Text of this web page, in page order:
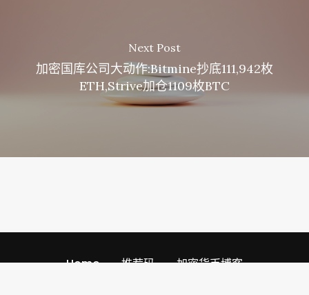
Next Post
加密国库公司大动作:Bitmine抄底111,942枚
ETH,Strive加仓1109枚BTC
Home 推荐码 加密货币博客